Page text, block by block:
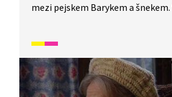
mezi pejskem Barykem a
domeček na zádech.